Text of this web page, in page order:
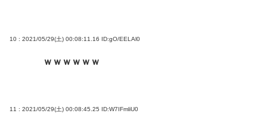
10 : 2021/05/29(土) 00:08:11.16 ID:gO/EELAl0
ｗｗｗｗｗｗ
11 : 2021/05/29(土) 00:08:45.25 ID:W7IFmliU0